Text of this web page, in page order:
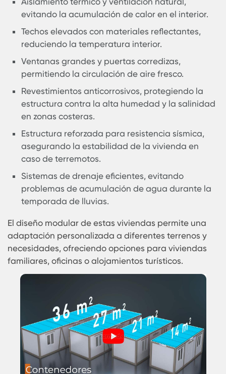
Indonesia tiene un clima tropical con altas
temperaturas, humedad y una temporada de
intensas, lo que hace necesario un diseño de
vivienda que maximice la ventilación, reduzca el
calor y proteja contra la humedad.
Entre los aspectos más importantes para una
contenedor en Indonesia se encuentran:
Aislamiento térmico y ventilación natural,
evitando la acumulación de calor en el
reduciendo la temperatura interior.
Ventanas grandes y puertas corredizas,
Revestimientos anticorrosivos, protegiendo la
estructura contra la alta humedad y la
en zonas costeras.
asegurando la estabilidad de la vivienda en
caso de terremotos.
Sistemas de drenaje eficientes, evitando
problemas de acumulación de agua
temporada de lluvias.